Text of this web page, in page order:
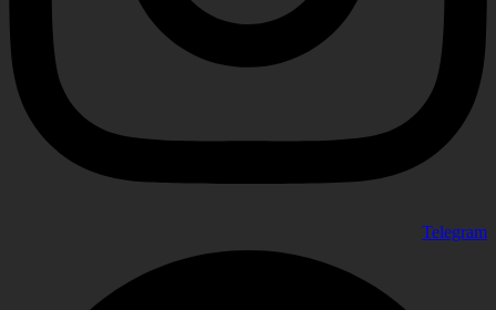
Telegram